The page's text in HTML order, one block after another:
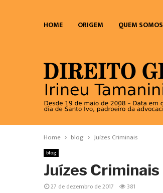
HOME ORIGEM QUEM SOMOS
Home blog Juízes Criminais
blog
Juízes Criminais
27 de dezembro de 2017 381